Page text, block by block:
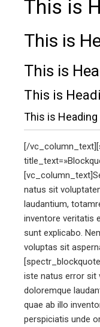
This is
This is
This is
This is
This is Heading
[/
natus sit
laudantium,
inventore veritatis
sunt explicabo.
voluptas sit
iste natus error sit
doloremque
quae ab illo
perspiciatis unde